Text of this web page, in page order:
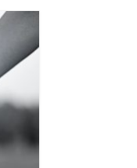
wachtruimte